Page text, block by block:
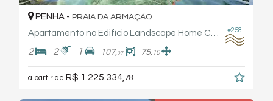
#258
PENHA - PRAIA DA ARMAÇÃO
2 2 1 107,07 75, 10
a partir de R$ 1.225.334, 78